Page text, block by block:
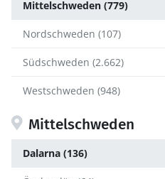
Mittelschweden (779)
Nordschweden (107)
Südschweden (2.662)
Westschweden (948)
Mittelschweden
Dalarna (136)